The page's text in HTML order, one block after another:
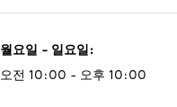
월요일 - 일요일:
오전 10:00 - 오후 10:00